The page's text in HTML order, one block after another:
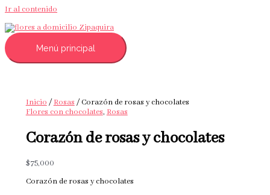
Ir al contenido
Menú principal
Inicio/Rosas/ Corazón de rosas y chocolates
Flores con chocolates,Rosas
Corazón de rosas y chocolates
$75,000
Corazón de rosas y chocolates